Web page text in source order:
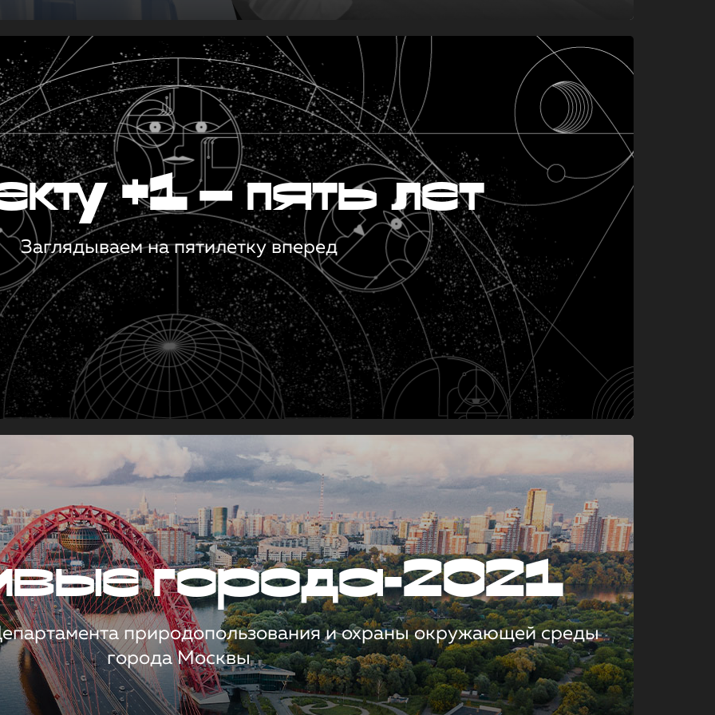
+1 — пять лет
Заглядываем на пятилетку вперед
города-2021
природопользования и охраны окружающей среды
города Москвы